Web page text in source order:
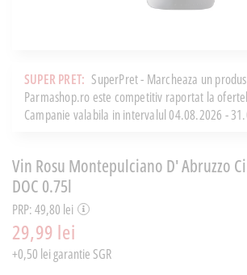
SUPER PRET: SuperPret - Marcheaza un
Parmashop.ro este competitiv raportat la
Campanie valabila in intervalul 04.08.2026 -
Vin Rosu Montepulciano D' Abruzzo
DOC 0.75l
PRP: 49,80 lei
29,99 lei
+0,50 lei garantie SGR